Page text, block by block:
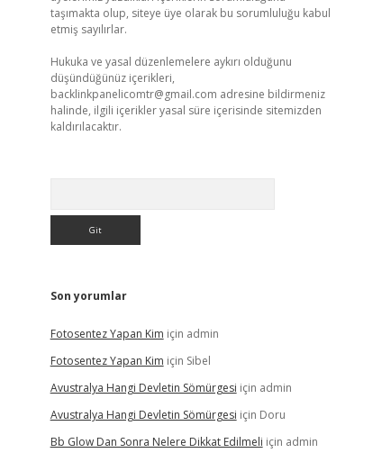
taşımakta olup, siteye üye olarak bu sorumluluğu kabul
etmiş sayılırlar.
Hukuka ve yasal düzenlemelere aykırı olduğunu
düşündüğünüz içerikleri,
backlinkpanelicomtr@gmail.com adresine bildirmeniz
halinde, ilgili içerikler yasal süre içerisinde sitemizden
kaldırılacaktır.
Son yorumlar
Fotosentez Yapan Kim için admin
Fotosentez Yapan Kim için Sibel
Avustralya Hangi Devletin Sömürgesi için admin
Avustralya Hangi Devletin Sömürgesi için Doru
Bb Glow Dan Sonra Nelere Dikkat Edilmeli için admin